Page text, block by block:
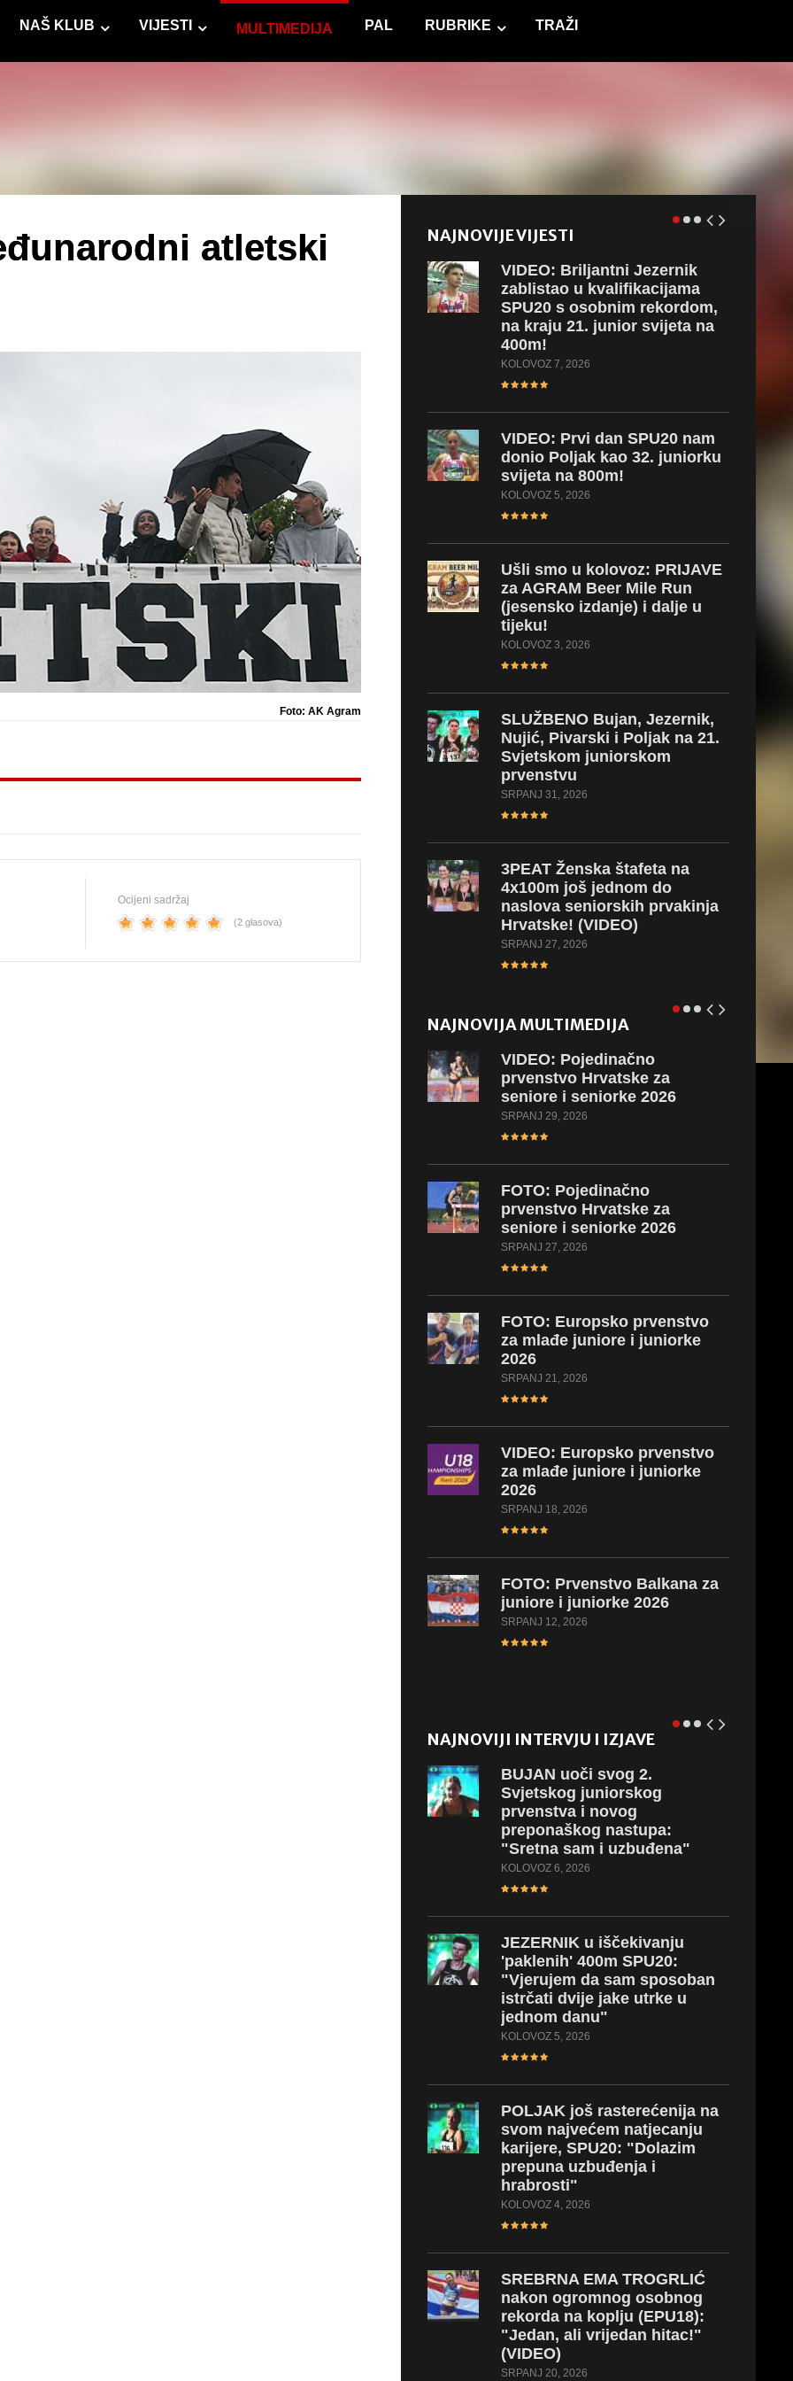
NAŠ KLUB VIJESTI MULTIMEDIJA PAL RUBRIKE TRAŽI
atletski
Foto: AK Agram
Ocijeni sadržaj
(2 glasova)
NAJNOVIJE VIJESTI
VIDEO: Briljantni Jezernik
zablistao u kvalifikacijama
SPU20 s osobnim rekordom,
na kraju 21. junior svijeta na
400m!
KOLOVOZ 7, 2026
VIDEO: Prvi dan SPU20 nam
donio Poljak kao 32. juniorku
svijeta na 800m!
KOLOVOZ 5, 2026
Ušli smo u kolovoz: PRIJAVE
za AGRAM Beer Mile Run
(jesensko izdanje) i dalje u
tijeku!
KOLOVOZ 3, 2026
SLUŽBENO Bujan, Jezernik,
Nujić, Pivarski i Poljak na 21.
Svjetskom juniorskom
prvenstvu
SRPANJ 31, 2026
3PEAT Ženska štafeta na
4x100m još jednom do
naslova seniorskih prvakinja
Hrvatske! (VIDEO)
SRPANJ 27, 2026
NAJNOVIJA MULTIMEDIJA
VIDEO: Pojedinačno
prvenstvo Hrvatske za
seniore i seniorke 2026
SRPANJ 29, 2026
FOTO: Pojedinačno
prvenstvo Hrvatske za
seniore i seniorke 2026
SRPANJ 27, 2026
FOTO: Europsko prvenstvo
za mlađe juniore i juniorke
2026
SRPANJ 21, 2026
VIDEO: Europsko prvenstvo
za mlađe juniore i juniorke
2026
SRPANJ 18, 2026
FOTO: Prvenstvo Balkana za
juniore i juniorke 2026
SRPANJ 12, 2026
NAJNOVIJI INTERVJU I IZJAVE
BUJAN uoči svog 2.
Svjetskog juniorskog
prvenstva i novog
preponaškog nastupa:
"Sretna sam i uzbuđena"
KOLOVOZ 6, 2026
JEZERNIK u iščekivanju
'paklenih' 400m SPU20:
"Vjerujem da sam sposoban
istrčati dvije jake utrke u
jednom danu"
KOLOVOZ 5, 2026
POLJAK još rasterećenija na
svom najvećem natjecanju
karijere, SPU20: "Dolazim
prepuna uzbuđenja i
hrabrosti"
KOLOVOZ 4, 2026
SREBRNAEMA TROGRLIĆ
nakon ogromnog osobnog
rekorda na koplju (EPU18):
"Jedan, ali vrijedan hitac!"
(VIDEO)
SRPANJ 20, 2026